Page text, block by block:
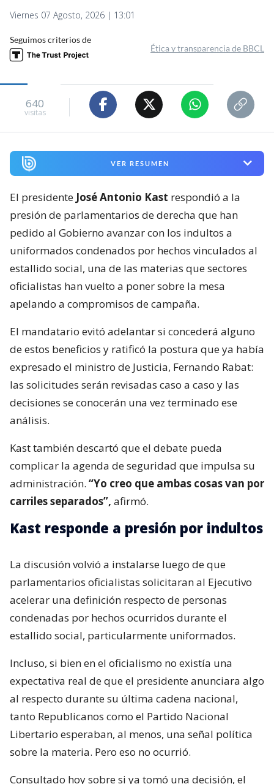
Viernes 07 Agosto, 2026 | 13:01
Seguimos criterios de
Ética y transparencia de BBCL
640
visitas
VER RESUMEN
El presidente José Antonio Kast respondió a la
presión de parlamentarios de derecha que han
pedido al Gobierno avanzar con los indultos a
uniformados condenados por hechos vinculados al
estallido social, una de las materias que sectores
oficialistas han vuelto a poner sobre la mesa
apelando a compromisos de campaña.
El mandatario evitó adelantar si concederá alguno
de estos beneficios y ratificó la postura que ya había
expresado el ministro de Justicia, Fernando Rabat:
las solicitudes serán revisadas caso a caso y las
decisiones se conocerán una vez terminado ese
análisis.
Kast también descartó que el debate pueda
complicar la agenda de seguridad que impulsa su
administración. “Yo creo que ambas cosas van por
carriles separados”, afirmó.
Kast responde a presión por indultos
La discusión volvió a instalarse luego de que
parlamentarios oficialistas solicitaran al Ejecutivo
acelerar una definición respecto de personas
condenadas por hechos ocurridos durante el
estallido social, particularmente uniformados.
Incluso, si bien en el oficialismo no existía una
expectativa real de que el presidente anunciara algo
al respecto durante su última cadena nacional,
tanto Republicanos como el Partido Nacional
Libertario esperaban, al menos, una señal política
sobre la materia. Pero eso no ocurrió.
Consultado hoy sobre si ya tomó una decisión, el